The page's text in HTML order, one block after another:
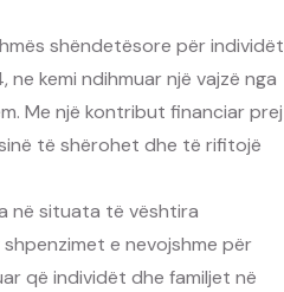
shëndetësore për individët
kemi ndihmuar një vajzë nga
Me një kontribut financiar prej
të shërohet dhe të rifitojë
në situata të vështira
e nevojshme për
që individët dhe familjet në